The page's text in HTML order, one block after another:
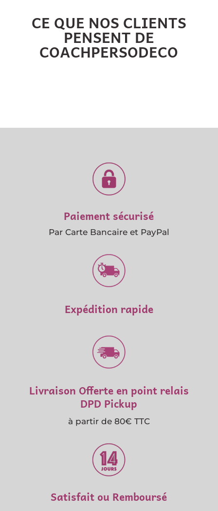
CE QUE NOS CLIENTS
PENSENT DE
COACHPERSODECO
Paiement sécurisé
Par Carte Bancaire et PayPal
Expédition rapide
Livraison Offerte en point relais
DPD Pickup
à partir de 80€ TTC
Satisfait ou Remboursé